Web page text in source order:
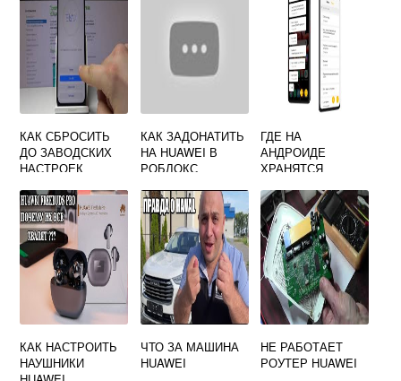
КАК СБРОСИТЬ
ДО ЗАВОДСКИХ
НАСТРОЕК
КАК ЗАДОНАТИТЬ
НА HUAWEI В
РОБЛОКС
ГДЕ НА
АНДРОИДЕ
ХРАНЯТСЯ
КАК НАСТРОИТЬ
НАУШНИКИ
ЧТО ЗА МАШИНА
HUAWEI
НЕ РАБОТАЕТ
РОУТЕР HUAWEI